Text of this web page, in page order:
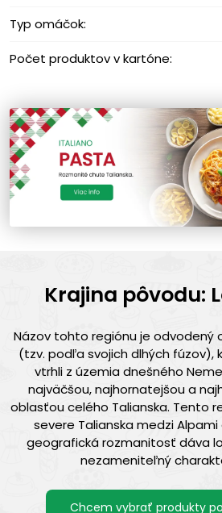
Typ omáčok:
Počet produktov v kartóne:
Krajina pôvodu:
Názov tohto regiónu je odvodený
(tzv. podľa svojich dlhých fúzov),
vtrhli z územia dnešného
najväčšou, najhornatejšou a
oblasťou celého Talianska. Tento
severe Talianska medzi
geografická rozmanitosť dáva
nezameniteľný
Chcem vybrať produkty